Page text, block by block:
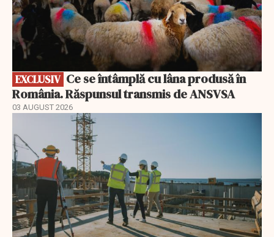
EXCLUSIV
România. Răspunsul transmis de ANSVSA
03 AUGUST 2026